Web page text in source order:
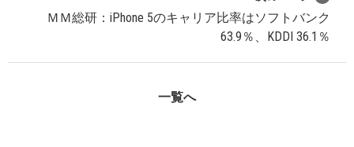
ＭＭ総研：iPhone 5のキャリア比率はソフトバンク
63.9％、KDDI 36.1％
一覧へ